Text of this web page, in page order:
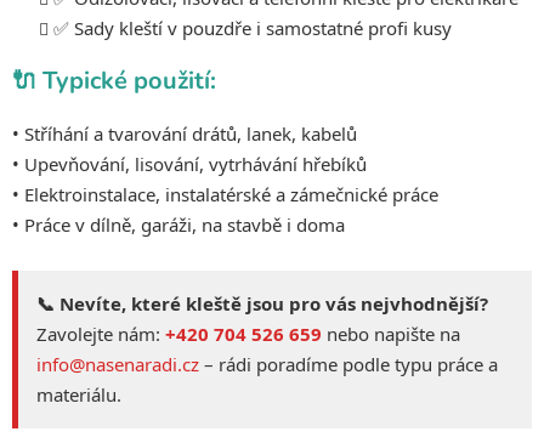
✅ Sady kleští v pouzdře i samostatné profi kusy
🔌 Typické použití:
• Stříhání a tvarování drátů, lanek, kabelů
• Upevňování, lisování, vytrhávání hřebíků
• Elektroinstalace, instalatérské a zámečnické práce
• Práce v dílně, garáži, na stavbě i doma
📞 Nevíte, které kleště jsou pro vás nejvhodnější?
Zavolejte nám: +420 704 526 659 nebo napište na
info@nasenaradi.cz – rádi poradíme podle typu práce a
materiálu.